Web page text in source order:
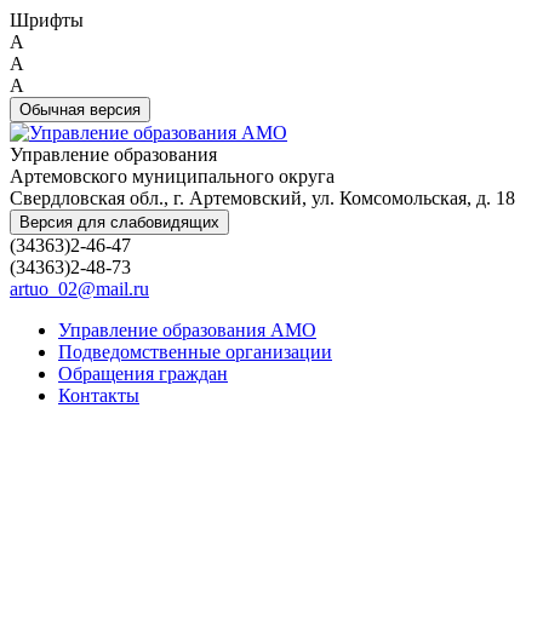
Шрифты
A
A
A
Обычная версия
Управление образования
Артемовского муниципального округа
Свердловская обл., г. Артемовский, ул. Комсомольская, д. 18
Версия для слабовидящих
(34363)2-46-47
(34363)2-48-73
artuo_02@mail.ru
Управление образования АМО
Подведомственные организации
Обращения граждан
Контакты